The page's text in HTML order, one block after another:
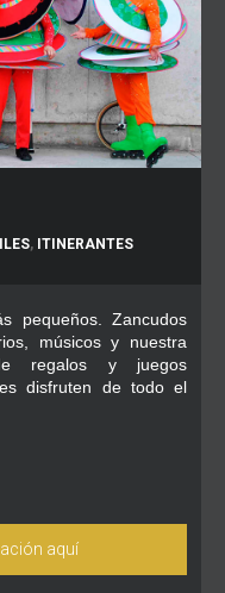
, ITINERANTES
pequeños. Zancudos
músicos y nuestra
regalos y juegos
disfruten de todo el
aquí